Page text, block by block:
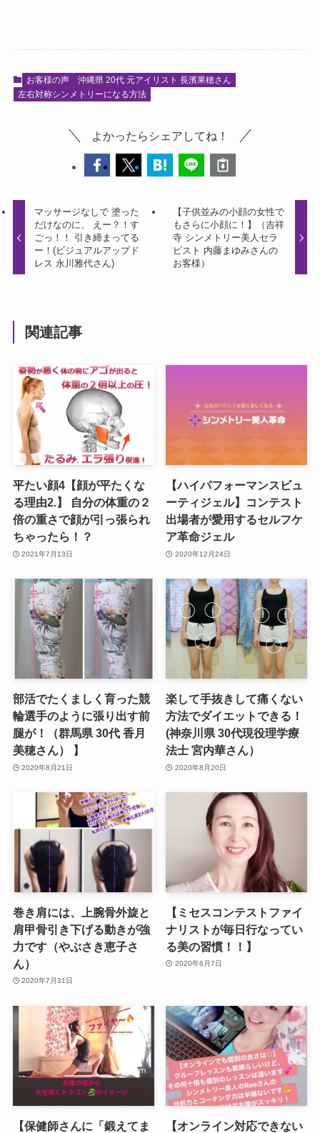
お客様の声
沖縄県 20代 元アイリスト 長濱果穂さん
左右対称シンメトリーになる方法
よかったらシェアしてね！
マッサージなしで 塗った
だけなのに、 えー？！す
ごっ！！ 引き締まってる
ー！(ビジュアルアップド
レス 永川雅代さん)
【子供並みの小顔の女性で
もさらに小顔に！】（吉祥
寺 シンメトリー美人セラ
ピスト 内藤まゆみさんの
お客様）
関連記事
平たい顔4【顔が平たくな
る理由2.】 自分の体重の２
倍の重さで顔が引っ張られ
ちゃったら！？
2021年7月13日
【ハイパフォーマンスビュ
ーティジェル】コンテスト
出場者が愛用するセルフケ
ア革命ジェル
2020年12月24日
部活でたくましく育った競
輪選手のように張り出す前
腿が！（群馬県 30代 香月
美穂さん） 】
2020年8月21日
楽して手抜きして痛くない
方法でダイエットできる！
(神奈川県 30代現役理学療
法士 宮内華さん）
2020年8月20日
巻き肩には、上腕骨外旋と
肩甲骨引き下げる動きが強
力です（やぶさき恵子さ
ん）
2020年7月31日
【ミセスコンテストファイ
ナリストが毎日行なってい
る美の習慣！！】
2020年6月7日
【保健師さんに「鍛えてま
【オンライン対応できない